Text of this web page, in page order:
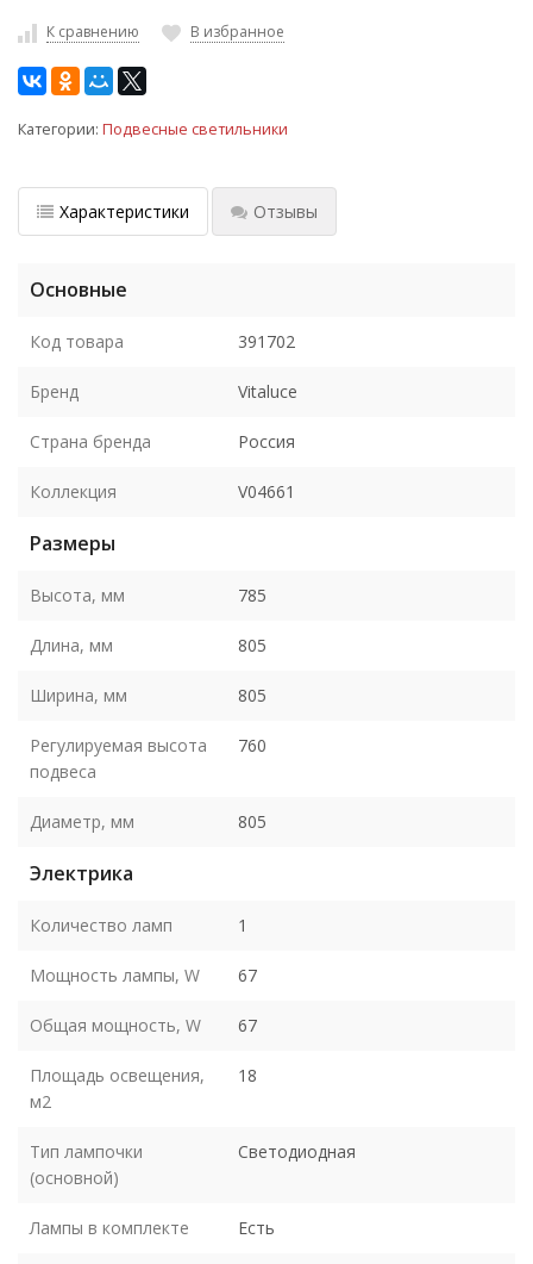
К сравнению В избранное
Категории: Подвесные светильники
Характеристики Отзывы
Основные
Код товара 391702
Бренд Vitaluce
Страна бренда Россия
Коллекция V04661
Размеры
Высота, мм 785
Длина, мм 805
Ширина, мм 805
Регулируемая высота
подвеса
760
Диаметр, мм 805
Электрика
Количество ламп 1
Мощность лампы, W 67
Общая мощность, W 67
Площадь освещения,
м2
18
Тип лампочки
(основной)
Светодиодная
Лампы в комплекте Есть